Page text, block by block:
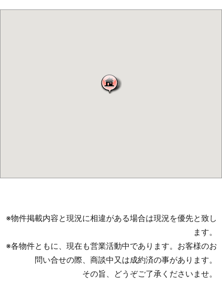
※物件掲載内容と現況に相違がある場合は現況を優先と致し
ます。
※各物件ともに、現在も営業活動中であります。お客様のお
問い合せの際、商談中又は成約済の事があります。
その旨、どうぞご了承くださいませ。